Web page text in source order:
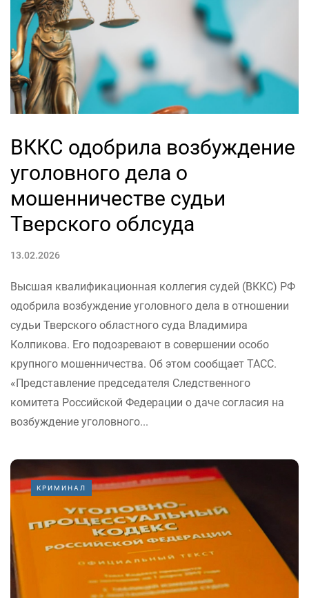
ВККС одобрила возбуждение
уголовного дела о
мошенничестве судьи
Тверского облсуда
13.02.2026
Высшая квалификационная коллегия судей (ВККС) РФ
одобрила возбуждение уголовного дела в отношении
судьи Тверского областного суда Владимира
Колпикова. Его подозревают в совершении особо
крупного мошенничества. Об этом сообщает ТАСС.
«Представление председателя Следственного
комитета Российской Федерации о даче согласия на
возбуждение уголовного...
КРИМИНАЛ